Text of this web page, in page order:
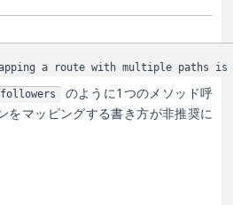
Mapping a route with multiple
のように1つのメソッド呼
をマッピングする書き方が非推奨に